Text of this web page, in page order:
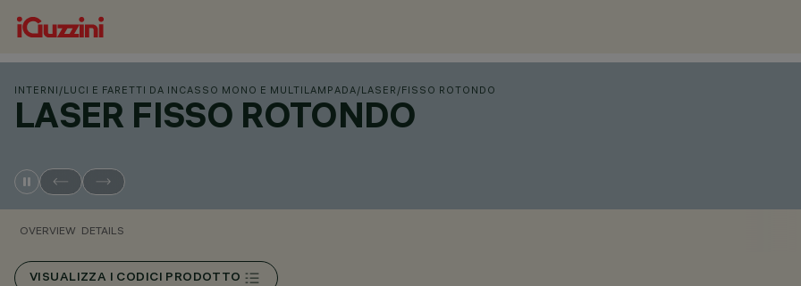
INTERNI /LUCI E FARETTI DA INCASSO MONO E MULTILAMPADA/LASER /FISSO ROTONDO
LASER FISSO ROTONDO
OVERVIEW DETAILS
VISUALIZZA I CODICI PRODOTTO